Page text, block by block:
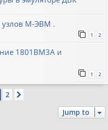
узлов М-ЭВМ .
1 2
1801ВМ3А и
1 2
2
Jump to